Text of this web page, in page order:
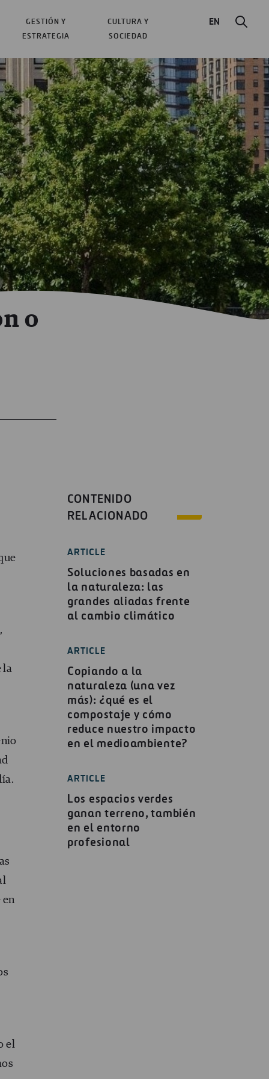
GESTIÓN Y
ESTRATEGIA
CULTURA Y
SOCIEDAD
EN
o
la
en
el
CONTENIDO
RELACIONADO
ARTICLE
Soluciones basadas en
la naturaleza: las
grandes aliadas frente
al cambio climático
ARTICLE
Copiando a la
naturaleza (una vez
más): ¿qué es el
compostaje y cómo
reduce nuestro impacto
en el medioambiente?
ARTICLE
Los espacios verdes
ganan terreno, también
en el entorno
profesional